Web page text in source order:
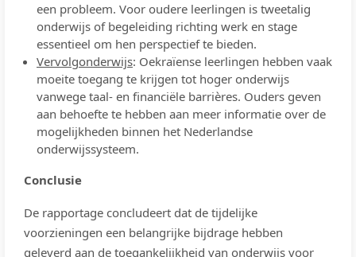
een probleem. Voor oudere leerlingen is tweetalig
onderwijs of begeleiding richting werk en stage
essentieel om hen perspectief te bieden.
Vervolgonderwijs: Oekraïense leerlingen hebben vaak
moeite toegang te krijgen tot hoger onderwijs
vanwege taal- en financiële barrières. Ouders geven
aan behoefte te hebben aan meer informatie over de
mogelijkheden binnen het Nederlandse
onderwijssysteem.
Conclusie
De rapportage concludeert dat de tijdelijke
voorzieningen een belangrijke bijdrage hebben
geleverd aan de toegankelijkheid van onderwijs voor